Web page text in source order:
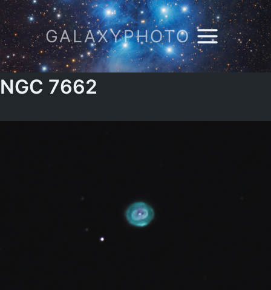
Zum
Inhalt
springen
GALAXYPHOTO
NGC 7662